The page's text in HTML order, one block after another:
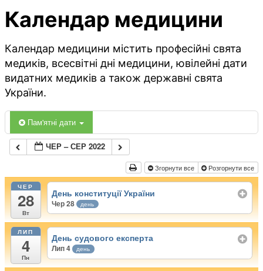
Календар медицини
Календар медицини містить професійні свята
медиків, всесвітні дні медицини, ювілейні дати
видатних медиків а також державні свята
України.
Пам'ятні дати
ЧЕР – СЕР 2022
Згорнути все Розгорнути все
ЧЕР
28
Вт
День конституції України
Чер 28 день
ЛИП
4
Пн
День судового експерта
Лип 4 день